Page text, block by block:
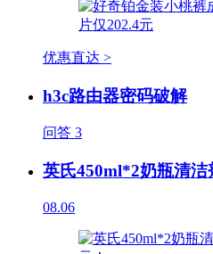
优惠直达 >
h3c路由器密码破解
问答 3
英氏450ml*2奶瓶清洁
08.06